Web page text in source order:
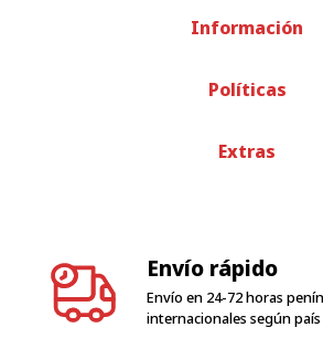
Información
Políticas
Extras
Envío rápido
Envío en 24-72 horas
internacionales según país